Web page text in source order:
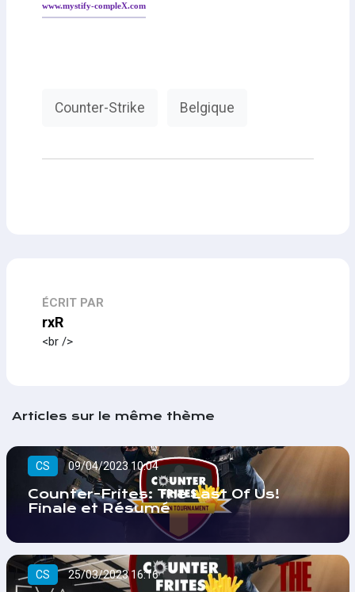
www.mystify-compleX.com
Counter-Strike Belgique
ÉCRIT PAR
rxR
<br />
Articles sur le même thème
CS 09/04/2023 10:04
Counter-Frites: The Last Of Us!
Finale et Résumé
CS 25/03/2023 16:16